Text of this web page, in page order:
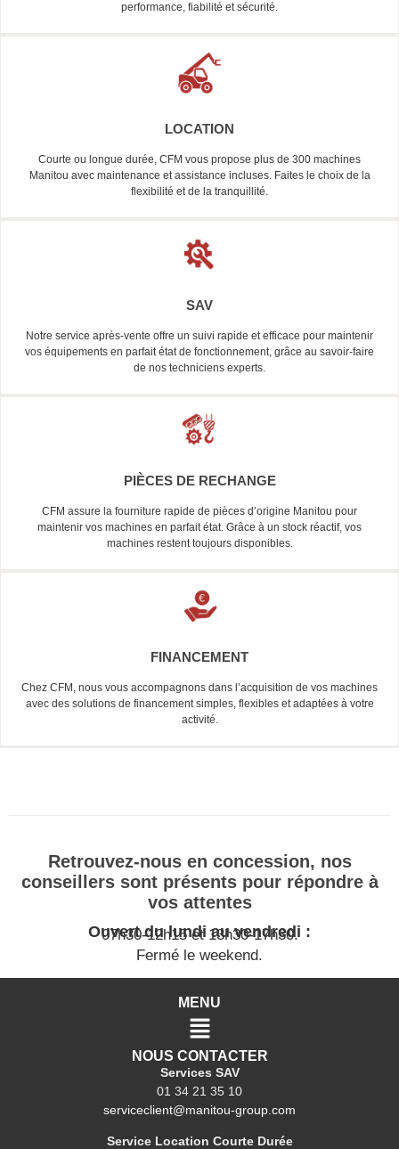
performance, fiabilité et sécurité.
LOCATION
Courte ou longue durée, CFM vous propose plus de 300 machines
Manitou avec maintenance et assistance incluses. Faites le choix de la
flexibilité et de la tranquillité.
SAV
Notre service après-vente offre un suivi rapide et efficace pour maintenir
vos équipements en parfait état de fonctionnement, grâce au savoir-faire
de nos techniciens experts.
PIÈCES DE RECHANGE
CFM assure la fourniture rapide de pièces d’origine Manitou pour
maintenir vos machines en parfait état. Grâce à un stock réactif, vos
machines restent toujours disponibles.
FINANCEMENT
Chez CFM, nous vous accompagnons dans l’acquisition de vos machines
avec des solutions de financement simples, flexibles et adaptées à votre
activité.
Retrouvez-nous en concession, nos
conseillers sont présents pour répondre à
vos attentes
Ouvert du lundi au vendredi :
07h30-12h15 et 13h30-17h30.
Fermé le weekend.
MENU
NOUS CONTACTER
Services SAV
01 34 21 35 10
serviceclient@manitou-group.com
Service Location Courte Durée